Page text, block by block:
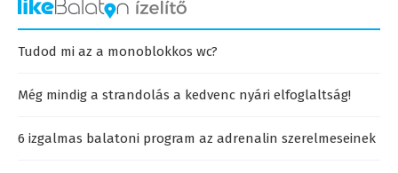
Tudod mi az a monoblokkos wc?
Még mindig a strandolás a kedvenc nyári elfoglaltság!
6 izgalmas balatoni program az adrenalin szerelmeseinek